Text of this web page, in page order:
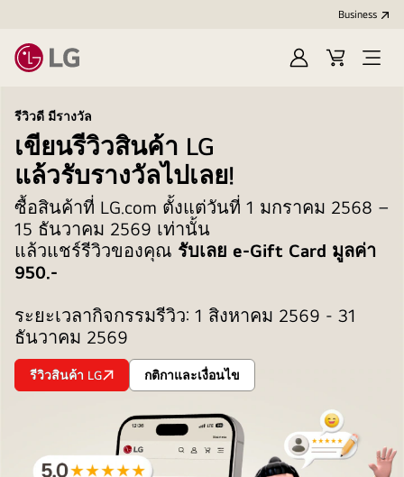
Business
Sign
Cart
Open
รีวิวดี มีรางวัล
เขียนรีวิวสินค้า LG
แล้วรับรางวัลไปเลย!
ซื้อสินค้าที่ LG.com ตั้งแต่วันที่ 1 มกราคม 2568 –
15 ธันวาคม 2569 เท่านั้น
แล้วแชร์รีวิวของคุณ รับเลย e-Gift Card มูลค่า
950.-
ระยะเวลากิจกรรมรีวิว: 1 สิงหาคม 2569 - 31
ธันวาคม 2569
เขียน
รีวิว
LG<br>แล้ว
ไป
เลย!
รีวิวสินค้า LG
เขียน
รีวิว
LG<br>แล้ว
รับ
รางวัล
ไป
กติกาและเงื่อนไข